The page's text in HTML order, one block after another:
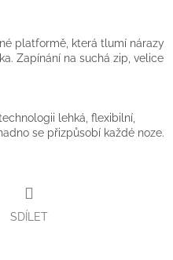
platformě, která tlumí nárazy
Zapínání na suchá zip, velice
lehká, flexibilní,
se přizpůsobí každé noze.
SDÍLET